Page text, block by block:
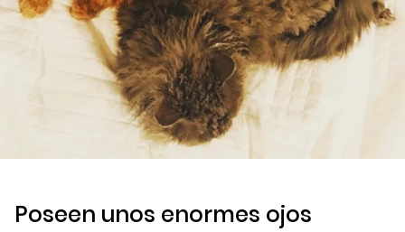
Poseen unos enormes ojos